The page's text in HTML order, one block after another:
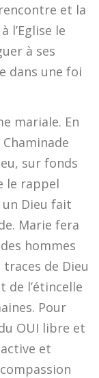
et la
l’Eglise le
à ses
dans une foi
mariale. En
sur fonds
le rappel
Dieu fait
Marie fera
hommes
de Dieu
de l’étincelle
Pour
OUI libre et
et